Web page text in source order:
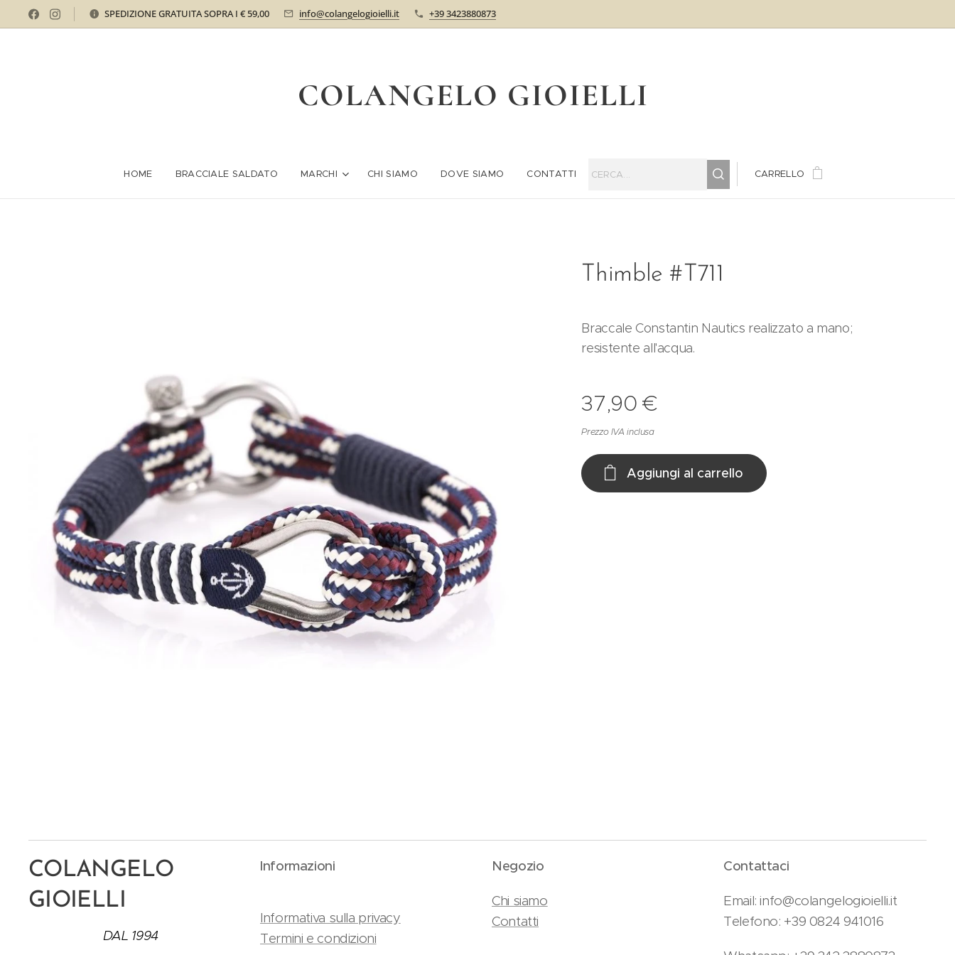
SPEDIZIONE GRATUITA SOPRA I € 59,00 info@colangelogioielli.it +39 3423880873
COLANGELO GIOIELLI
HOME BRACCIALE SALDATO MARCHI CHI SIAMO DOVE SIAMO CONTATTI CARRELLO
Thimble #T711
Braccale Constantin Nautics realizzato a mano;
resistente all'acqua.
37,90 €
Prezzo IVA inclusa
Aggiungi al carrello
COLANGELO
GIOIELLI
DAL 1994
Informazioni
Informativa sulla privacy
Termini e condizioni
Negozio
Chi siamo
Contatti
Contattaci
Email: info@colangelogioielli.it
Telefono: +39 0824 941016